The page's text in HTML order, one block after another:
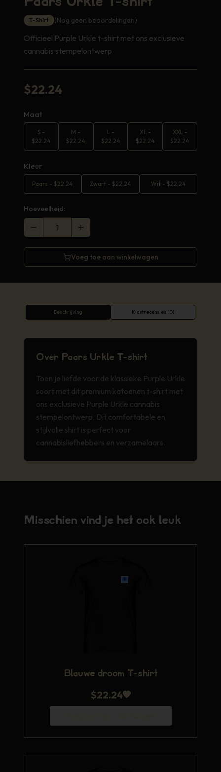
T-Shirt (Nog geen beoordelingen)
Officieel Purple Urkle t-shirt met ons exclusieve
cannabis stempelontwerp
$22.24
Maat
S -
$22.24
M -
$22.24
L -
$22.24
XL -
$22.24
XXL -
$22.24
Kleur
Paars - $22.24 Zwart - $22.24 Wit - $22.24
Hoeveelheid:
Voeg toe aan winkelwagen
Beschrijving Klantrecensies (0)
Over Paars Urkle T-shirt
Toon je liefde voor de klassieke Purple Urkle
soort met dit premium katoenen t-shirt met
ons exclusieve Purple Urkle cannabis
stempelontwerp. Dit comfortabele en
stijlvolle shirt is perfect voor
cannabisliefhebbers en verzamelaars.
Misschien vind je het ook leuk
Blauwe droom T-shirt
$22.24